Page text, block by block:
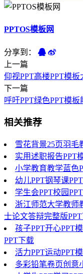
PPTOS模板网
分享到：
上一篇
仰视PPT高楼PPT模
下一篇
呼吁PPT绿色PPT模
相关推荐
雪花背景25页羽毛
实用述职报告PPT
小学教育教学蓝色
幼儿PPT钢琴课
学生会PPT校园
浙江师范大学教师
士论文答辩完整版
孩子PPT开心PPT
PPT下载
活力PPT运动PPT
多彩铅笔卷页创意